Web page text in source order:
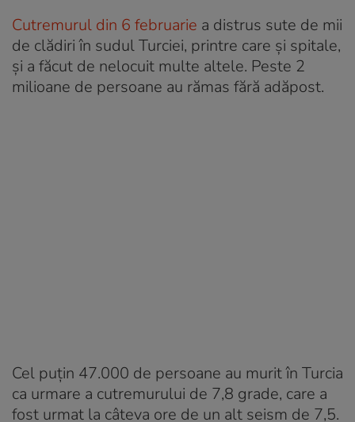
Cutremurul din 6 februarie a distrus sute de mii
de clădiri în sudul Turciei, printre care și spitale,
și a făcut de nelocuit multe altele. Peste 2
milioane de persoane au rămas fără adăpost.
Cel puțin 47.000 de persoane au murit în Turcia
ca urmare a cutremurului de 7,8 grade, care a
fost urmat la câteva ore de un alt seism de 7,5.